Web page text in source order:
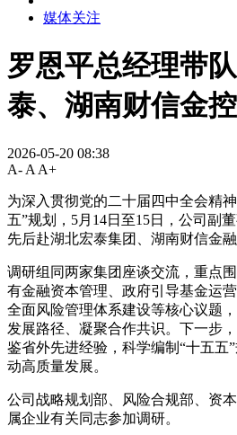
媒体关注
罗恩平总经理带
泰、湖南财信金
2026-05-20 08:38
A- A A+
为深入贯彻党的二十届四中全会精
五”规划，5月14日至15日，公司副
先后赴湖北宏泰集团、湖南财信金
调研组同两家集团座谈交流，重点
有金融资本管理、政府引导基金运
全面风险管理体系建设等核心议题
发展路径、凝聚合作共识。下一步
鉴省外先进经验，科学编制“十五五
动高质量发展。
公司战略规划部、风险合规部、资
属企业有关同志参加调研。